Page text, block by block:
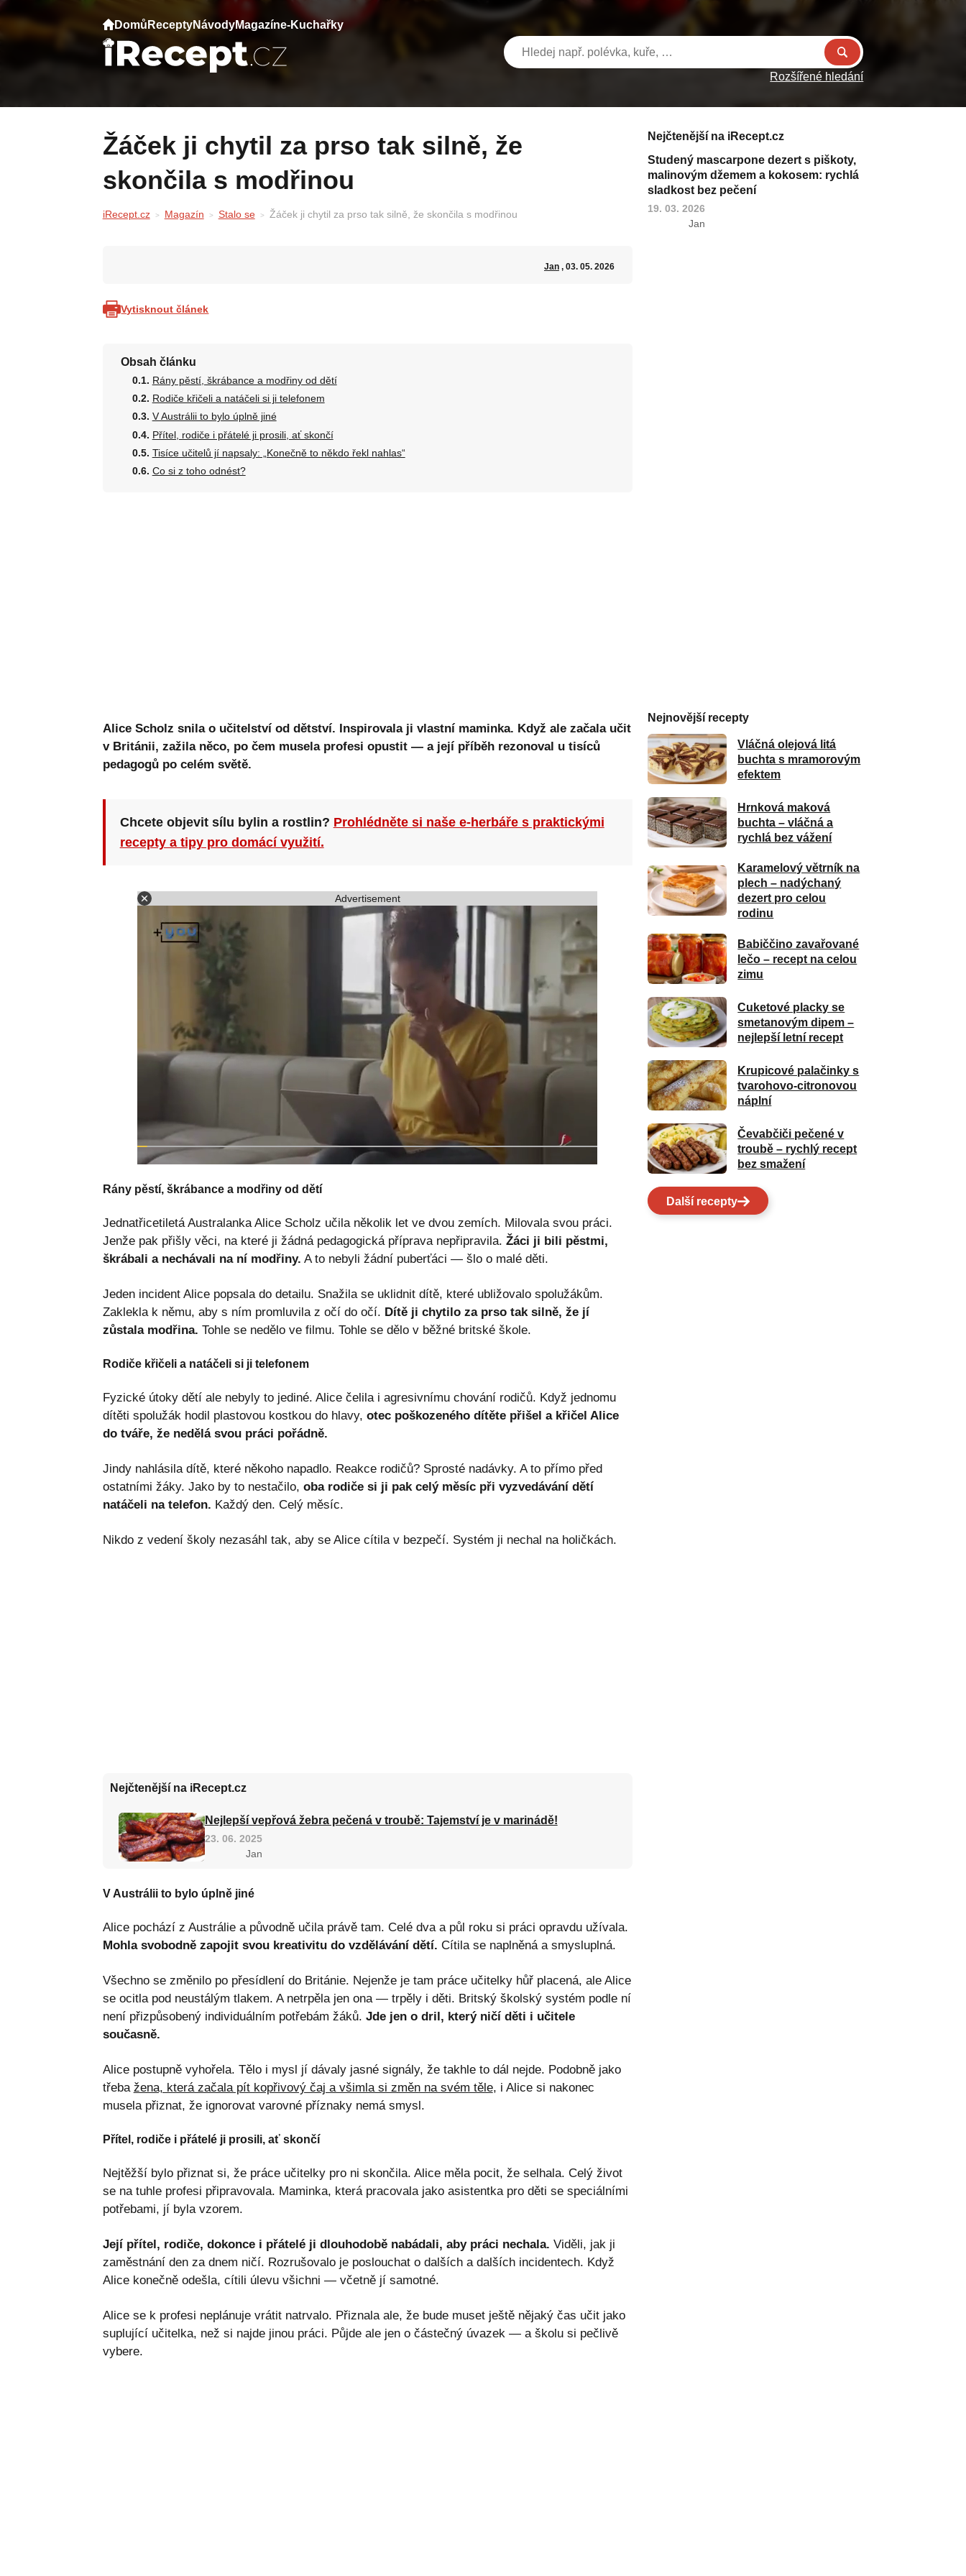
Domů ReceptyNávodyMagazíne-Kuchařky
Rozšířené hledání
Žáček ji chytil za prso tak silně, že
skončila s modřinou
iRecept.cz Magazín Stalo se Žáček ji chytil za prso tak silně, že skončila s modřinou
Jan, 03. 05. 2026
Vytisknout článek
Obsah článku
Rány pěstí, škrábance a modřiny od dětí
Rodiče křičeli a natáčeli si ji telefonem
V Austrálii to bylo úplně jiné
Přítel, rodiče i přátelé ji prosili, ať skončí
Tisíce učitelů jí napsaly: „Konečně to někdo řekl nahlas“
Co si z toho odnést?
Alice Scholz snila o učitelství od dětství. Inspirovala ji vlastní maminka. Když ale začala učit
v Británii, zažila něco, po čem musela profesi opustit — a její příběh rezonoval u tisíců
pedagogů po celém světě.
Chcete objevit sílu bylin a rostlin? Prohlédněte si naše e-herbáře s praktickými
recepty a tipy pro domácí využití.
Advertisement
Rány pěstí, škrábance a modřiny od dětí
Jednatřicetiletá Australanka Alice Scholz učila několik let ve dvou zemích. Milovala svou práci.
Jenže pak přišly věci, na které ji žádná pedagogická příprava nepřipravila. Žáci ji bili pěstmi,
škrábali a nechávali na ní modřiny. A to nebyli žádní puberťáci — šlo o malé děti.
Jeden incident Alice popsala do detailu. Snažila se uklidnit dítě, které ubližovalo spolužákům.
Zaklekla k němu, aby s ním promluvila z očí do očí. Dítě ji chytilo za prso tak silně, že jí
zůstala modřina. Tohle se nedělo ve filmu. Tohle se dělo v běžné britské škole.
Rodiče křičeli a natáčeli si ji telefonem
Fyzické útoky dětí ale nebyly to jediné. Alice čelila i agresivnímu chování rodičů. Když jednomu
dítěti spolužák hodil plastovou kostkou do hlavy, otec poškozeného dítěte přišel a křičel Alice
do tváře, že nedělá svou práci pořádně.
Jindy nahlásila dítě, které někoho napadlo. Reakce rodičů? Sprosté nadávky. A to přímo před
ostatními žáky. Jako by to nestačilo, oba rodiče si ji pak celý měsíc při vyzvedávání dětí
natáčeli na telefon. Každý den. Celý měsíc.
Nikdo z vedení školy nezasáhl tak, aby se Alice cítila v bezpečí. Systém ji nechal na holičkách.
Nejčtenější na iRecept.cz
Nejlepší vepřová žebra pečená v troubě: Tajemství je v marinádě!
23. 06. 2025
Jan
V Austrálii to bylo úplně jiné
Alice pochází z Austrálie a původně učila právě tam. Celé dva a půl roku si práci opravdu užívala.
Mohla svobodně zapojit svou kreativitu do vzdělávání dětí. Cítila se naplněná a smysluplná.
Všechno se změnilo po přesídlení do Británie. Nejenže je tam práce učitelky hůř placená, ale Alice
se ocitla pod neustálým tlakem. A netrpěla jen ona — trpěly i děti. Britský školský systém podle ní
není přizpůsobený individuálním potřebám žáků. Jde jen o dril, který ničí děti i učitele
současně.
Alice postupně vyhořela. Tělo i mysl jí dávaly jasné signály, že takhle to dál nejde. Podobně jako
třeba žena, která začala pít kopřivový čaj a všimla si změn na svém těle, i Alice si nakonec
musela přiznat, že ignorovat varovné příznaky nemá smysl.
Přítel, rodiče i přátelé ji prosili, ať skončí
Nejtěžší bylo přiznat si, že práce učitelky pro ni skončila. Alice měla pocit, že selhala. Celý život
se na tuhle profesi připravovala. Maminka, která pracovala jako asistentka pro děti se speciálními
potřebami, jí byla vzorem.
Její přítel, rodiče, dokonce i přátelé ji dlouhodobě nabádali, aby práci nechala. Viděli, jak ji
zaměstnání den za dnem ničí. Rozrušovalo je poslouchat o dalších a dalších incidentech. Když
Alice konečně odešla, cítili úlevu všichni — včetně jí samotné.
Alice se k profesi neplánuje vrátit natrvalo. Přiznala ale, že bude muset ještě nějaký čas učit jako
suplující učitelka, než si najde jinou práci. Půjde ale jen o částečný úvazek — a školu si pečlivě
vybere.
Nejčtenější na iRecept.cz
Studený mascarpone dezert s piškoty,
malinovým džemem a kokosem: rychlá
sladkost bez pečení
19. 03. 2026
Jan
Nejnovější recepty
Vláčná olejová litá
buchta s mramorovým
efektem
Hrnková maková
buchta – vláčná a
rychlá bez vážení
Karamelový větrník na
plech – nadýchaný
dezert pro celou
rodinu
Babiččino zavařované
lečo – recept na celou
zimu
Cuketové placky se
smetanovým dipem –
nejlepší letní recept
Krupicové palačinky s
tvarohovo-citronovou
náplní
Čevabčiči pečené v
troubě – rychlý recept
bez smažení
Další recepty